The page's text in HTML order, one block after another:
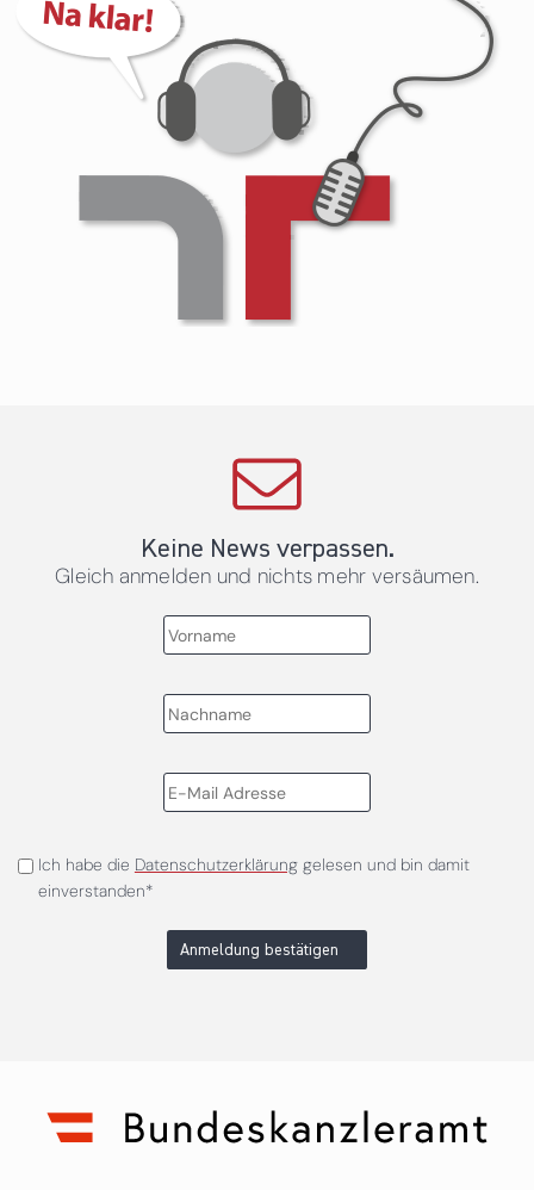
Keine News verpassen.
Gleich anmelden und nichts mehr versäumen.
Ich habe die Datenschutzerklärunggelesen und bin damit
einverstanden*
Anmeldung bestätigen